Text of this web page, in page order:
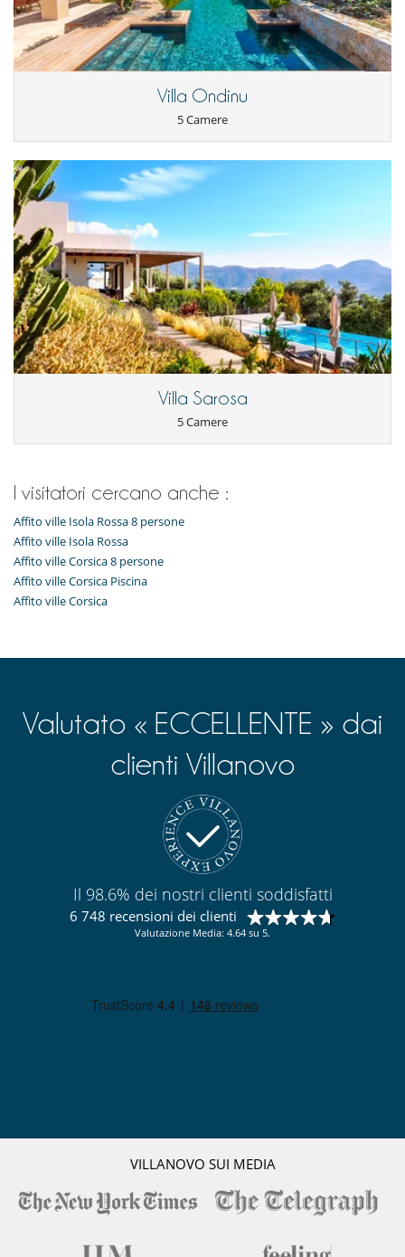
Giardino
Parcheggio
Plancha
Posti per cenare a cielo aperto
Accesso internet (wifi)
Piscina calda esteriore
Piscina con filtrazione a sale
Sistema di sicurezza per piscine
Tivù
Zona di boccia
Elettrodomestici
Cucina completamente fornita
Frigorifero doppio
Macchina da caffè (a capsule)
Per la vostra comodità e convenienza
Aria condizionata in tutta la casa
Camini
Garage o posteggio privato
Reverse cycle air conditioner
Salone e sala da mangiare nello stesso posto
Villa Ondinu
5 Camere
Villa Sarosa
5 Camere
I visitatori cercano anche :
Affito ville Isola Rossa 8 persone
Affito ville Isola Rossa
Affito ville Corsica 8 persone
Affito ville Corsica Piscina
Affito ville Corsica
Valutato « ECCELLENTE » dai
clienti Villanovo
Il 98.6% dei nostri clienti soddisfatti
6 748 recensioni dei clienti
Valutazione Media: 4.64 su 5.
VILLANOVO SUI MEDIA